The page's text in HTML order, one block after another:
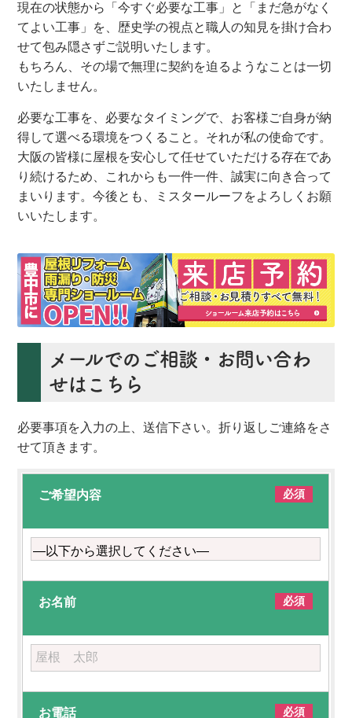
現在の状態から「今すぐ必要な工事」と「まだ急がなく
てよい工事」を、歴史学の視点と職人の知見を掛け合わ
せて包み隠さずご説明いたします。
もちろん、その場で無理に契約を迫るようなことは一切
いたしません。
必要な工事を、必要なタイミングで、お客様ご自身が納
得して選べる環境をつくること。それが私の使命です。
大阪の皆様に屋根を安心して任せていただける存在であ
り続けるため、これからも一件一件、誠実に向き合って
まいります。今後とも、ミスタールーフをよろしくお願
いいたします。
メールでのご相談・お問い合わ
せはこちら
必要事項を入力の上、送信下さい。折り返しご連絡をさ
せて頂きます。
ご希望内容 必須
お名前 必須
お電話 必須